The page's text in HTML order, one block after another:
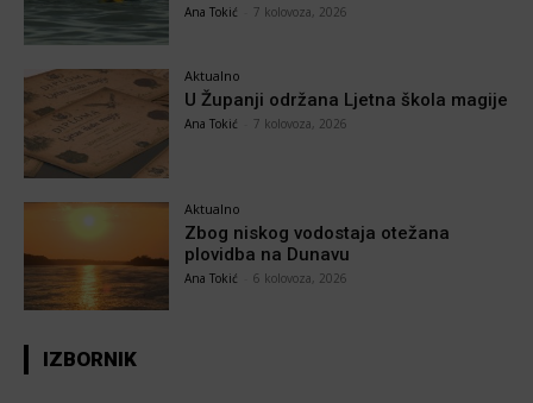
Ana Tokić 7 kolovoza, 2026
Aktualno
U Županji održana Ljetna škola magije
Ana Tokić 7 kolovoza, 2026
Aktualno
Zbog niskog vodostaja otežana
plovidba na Dunavu
Ana Tokić 6 kolovoza, 2026
IZBORNIK